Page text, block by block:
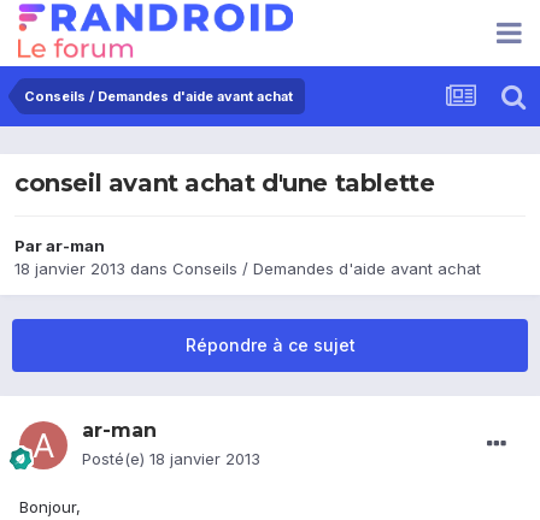
Conseils / Demandes d'aide avant achat
conseil avant achat d'une tablette
Parar-man
18 janvier 2013 dans Conseils / Demandes d'aide avant achat
Répondre à ce sujet
ar-man
Posté(e) 18 janvier 2013
Bonjour,